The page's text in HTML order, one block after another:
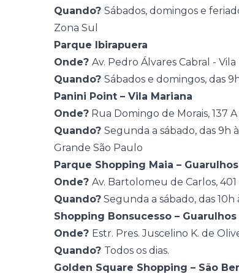
Quando? Sábados, domingos e
Zona Sul
Parque Ibirapuera
Onde? Av. Pedro Álvares Cabral -
Quando? Sábados e domingos, das
Panini Point – Vila Mariana
Onde? Rua Domingo de Morais, 137
Quando? Segunda a sábado, das 9h
Grande São Paulo
Parque Shopping Maia – Guarulhos
Onde? Av. Bartolomeu de Carlos,
Quando? Segunda a sábado, das 10h
Shopping Bonsucesso – Guarulhos
Onde? Estr. Pres. Juscelino K. de
Quando? Todos os dias.
Golden Square Shopping – São